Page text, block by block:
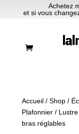
Achetez
et si vous
Accueil/ Shop/
Plafonnier/ Lustre
bras réglables